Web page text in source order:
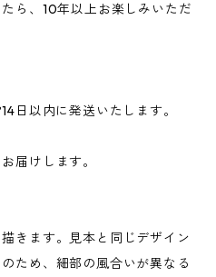
ら、10年以上お楽しみいただ
日以内に発送いたします。
届けします。
きます。見本と同じデザイン
ため、細部の風合いが異なる